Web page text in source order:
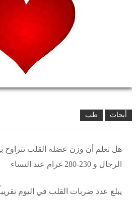
أبحاث طب
الرجال و 230-280 غرام عند النساء